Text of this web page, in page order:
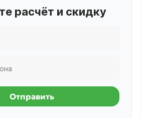
расчёт и скидку
Отправить